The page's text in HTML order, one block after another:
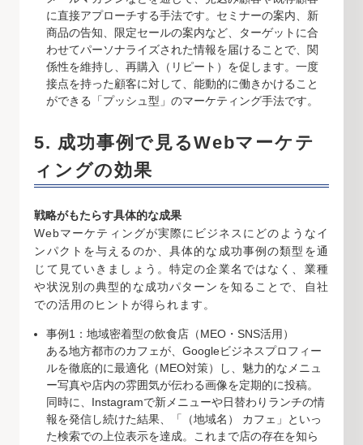
に直接アプローチする手法です。セミナーの案内、新
商品の告知、限定セールの案内など、ターゲットに合
わせてパーソナライズされた情報を届けることで、関
係性を維持し、再購入（リピート）を促します。一度
接点を持った顧客に対して、能動的に働きかけること
ができる「プッシュ型」のマーケティング手法です。
5. 成功事例で見るWebマーケテ
ィングの効果
戦略がもたらす具体的な成果
Webマーケティングが実際にビジネスにどのようなイ
ンパクトを与えるのか、具体的な成功事例の類型を通
じて見ていきましょう。特定の企業名ではなく、業種
や状況別の典型的な成功パターンを知ることで、自社
での活用のヒントが得られます。
事例1：地域密着型の飲食店（MEO・SNS活用）
ある地方都市のカフェが、Googleビジネスプロフィー
ルを徹底的に最適化（MEO対策）し、魅力的なメニュ
ー写真や店内の雰囲気が伝わる画像を定期的に投稿。
同時に、Instagramで新メニューや日替わりランチの情
報を発信し続けた結果、「（地域名） カフェ」といっ
た検索での上位表示を達成。これまで店の存在を知ら